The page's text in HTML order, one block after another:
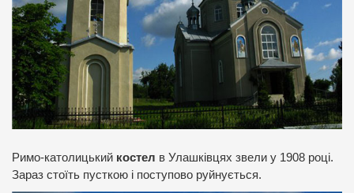
Римо-католицький костел в Улашківцях звели у 1908 році.
Зараз стоїть пусткою і поступово руйнується.